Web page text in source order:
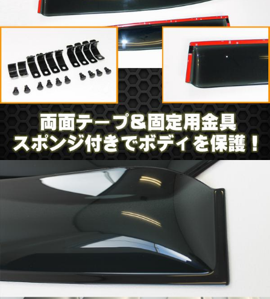
適合車種 ワゴンR MH21S/22S
平成１５年９月から２０年６月迄
ワイドタイプ
4ピース 1台分
裏面両面テープ付き＆固定金具セットでしっかり固定
色・ツヤともに高級感のある高品質ドアバイザーです。
■新品未使用品